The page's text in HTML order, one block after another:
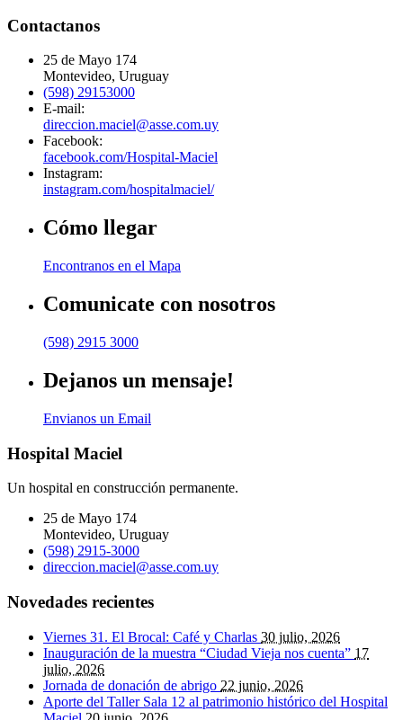
Contactanos
25 de Mayo 174
Montevideo, Uruguay
(598) 29153000
E-mail:
direccion.maciel@asse.com.uy
Facebook:
facebook.com/Hospital-Maciel
Instagram:
instagram.com/hospitalmaciel/
Cómo llegar
Encontranos en el Mapa
Comunicate con nosotros
(598) 2915 3000
Dejanos un mensaje!
Envianos un Email
Hospital Maciel
Un hospital en construcción permanente.
25 de Mayo 174
Montevideo, Uruguay
(598) 2915-3000
direccion.maciel@asse.com.uy
Novedades recientes
Viernes 31. El Brocal: Café y Charlas 30 julio, 2026
Inauguración de la muestra “Ciudad Vieja nos cuenta” 17
julio, 2026
Jornada de donación de abrigo 22 junio, 2026
Aporte del Taller Sala 12 al patrimonio histórico del Hospital